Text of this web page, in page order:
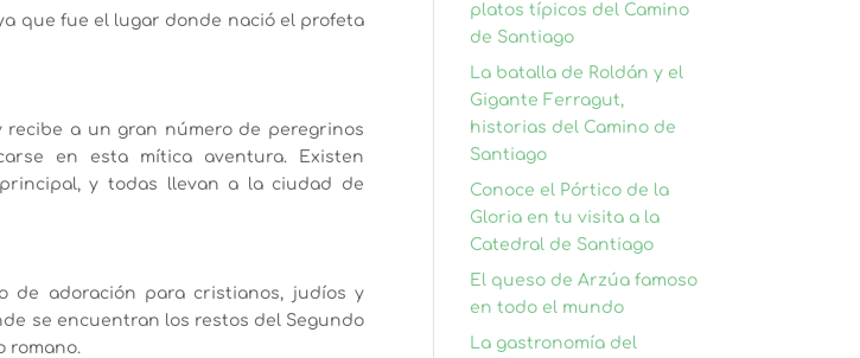
que fue el lugar donde nació el profeta
recibe a un gran número de peregrinos
en esta mítica aventura. Existen
y todas llevan a la ciudad de
de adoración para cristianos, judíos y
se encuentran los restos del Segundo
romano.
platos típicos del Camino
de Santiago
La batalla de Roldán y el
Gigante Ferragut,
historias del Camino de
Santiago
Conoce el Pórtico de la
Gloria en tu visita a la
Catedral de Santiago
El queso de Arzúa famoso
en todo el mundo
La gastronomía del